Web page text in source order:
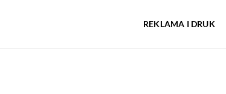
REKLAMA I DRUK